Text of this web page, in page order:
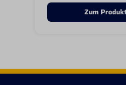
Zum